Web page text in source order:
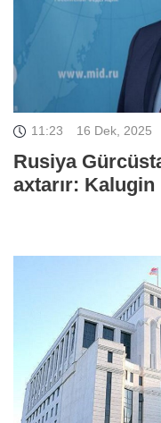
11:23 16 Dek, 2025
Rusiya
axtarır: Kalugin